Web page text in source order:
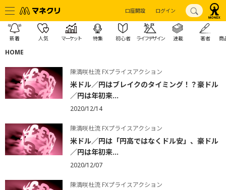
口座開設 ログイン
新着 人気 マーケット 特集 初心者 ライフデザイン 連載 著者 商
HOME
陳満咲杜流 FXプライスアクション
米ドル／円はブレイクのタイミング！？豪ドル
／円は年初来...
2020/12/14
陳満咲杜流 FXプライスアクション
米ドル／円は「円高ではなくドル安」、豪ドル
／円は年初来...
2020/12/07
陳満咲杜流 FXプライスアクション